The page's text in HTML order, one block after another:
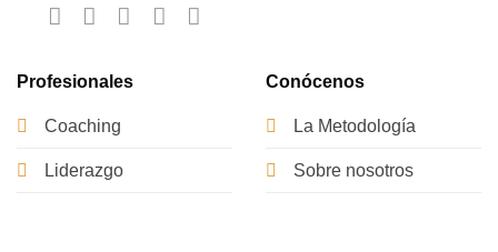
Profesionales
Coaching
Liderazgo
Conócenos
La Metodología
Sobre nosotros